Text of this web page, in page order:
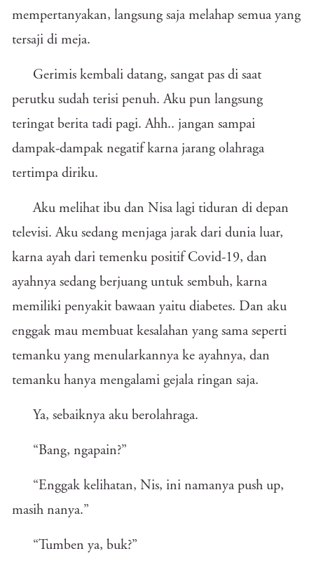
mempertanyakan, langsung saja melahap semua yang
tersaji di meja.
Gerimis kembali datang, sangat pas di saat
perutku sudah terisi penuh. Aku pun langsung
teringat berita tadi pagi. Ahh.. jangan sampai
dampak-dampak negatif karna jarang olahraga
tertimpa diriku.
Aku melihat ibu dan Nisa lagi tiduran di depan
televisi. Aku sedang menjaga jarak dari dunia luar,
karna ayah dari temenku positif Covid-19, dan
ayahnya sedang berjuang untuk sembuh, karna
memiliki penyakit bawaan yaitu diabetes. Dan aku
enggak mau membuat kesalahan yang sama seperti
temanku yang menularkannya ke ayahnya, dan
temanku hanya mengalami gejala ringan saja.
Ya, sebaiknya aku berolahraga.
“Bang, ngapain?”
“Enggak kelihatan, Nis, ini namanya push up,
masih nanya.”
“Tumben ya, buk?”